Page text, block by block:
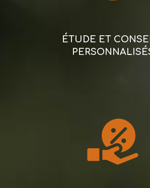
ÉTUDE ET